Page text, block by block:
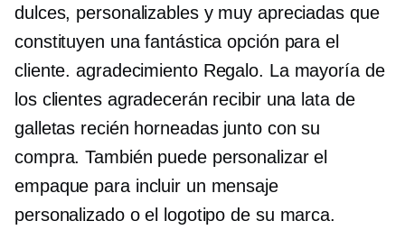
dulces, personalizables y muy apreciadas que
constituyen una fantástica opción para el
cliente.agradecimientoRegalo. La mayoría de
los clientes agradecerán recibir una lata de
galletas recién horneadas junto con su
compra. También puede personalizar el
empaque para incluir un mensaje
personalizado o el logotipo de su marca.